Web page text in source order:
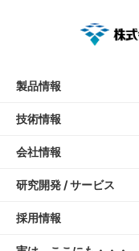
製品情報
技術情報
会社情報
研究開発 / サービス
採用情報